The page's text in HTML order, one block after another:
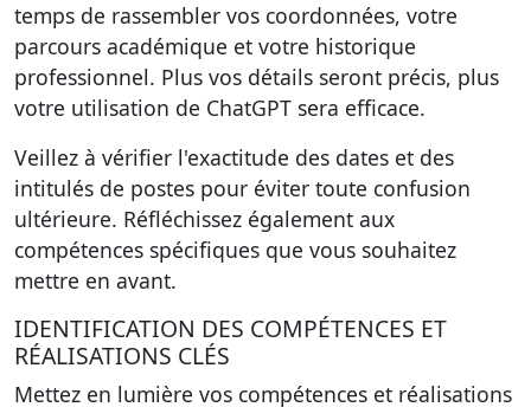
temps de rassembler vos coordonnées, votre
parcours académique et votre historique
professionnel. Plus vos détails seront précis, plus
votre utilisation de ChatGPT sera efficace.
Veillez à vérifier l'exactitude des dates et des
intitulés de postes pour éviter toute confusion
ultérieure. Réfléchissez également aux
compétences spécifiques que vous souhaitez
mettre en avant.
IDENTIFICATION DES COMPÉTENCES ET
RÉALISATIONS CLÉS
Mettez en lumière vos compétences et réalisations